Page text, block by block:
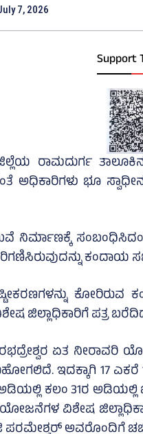
7, 2026
Support
ರಾಮದುರ್ಗ ತಾಲೂಕಿನ
ಭೂ
ನಿರ್ಮಾಣಕ್ಕೆ
ಕಂದಾಯ
ಜಿಲ್ಲಾಧಿಕಾರಿಗೆ ಪತ್ರ
ಏತ
ಇದಕ್ಕಾಗಿ 17 ಎಕರೆ
ಅಡಿಯಲ್ಲಿ ಕಲಂ 31ರ
ವಿಶೇಷ
ಅವರೊಂದಿಗೆ